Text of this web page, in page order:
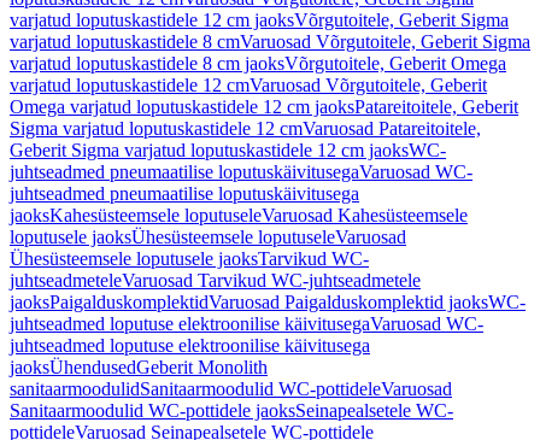
varjatud loputuskastidele 12 cm jaoksVõrgutoitele, Geberit Sigma
varjatud loputuskastidele 8 cmVaruosad Võrgutoitele, Geberit Sigma
varjatud loputuskastidele 8 cm jaoksVõrgutoitele, Geberit Omega
varjatud loputuskastidele 12 cmVaruosad Võrgutoitele, Geberit
Omega varjatud loputuskastidele 12 cm jaoksPatareitoitele, Geberit
Sigma varjatud loputuskastidele 12 cmVaruosad Patareitoitele,
Geberit Sigma varjatud loputuskastidele 12 cm jaoksWC-
juhtseadmed pneumaatilise loputuskäivitusegaVaruosad WC-
juhtseadmed pneumaatilise loputuskäivitusega
jaoksKahesüsteemsele loputuseleVaruosad Kahesüsteemsele
loputusele jaoksÜhesüsteemsele loputuseleVaruosad
Ühesüsteemsele loputusele jaoksTarvikud WC-
juhtseadmeteleVaruosad Tarvikud WC-juhtseadmetele
jaoksPaigalduskomplektidVaruosad Paigalduskomplektid jaoksWC-
juhtseadmed loputuse elektroonilise käivitusegaVaruosad WC-
juhtseadmed loputuse elektroonilise käivitusega
jaoksÜhendusedGeberit Monolith
sanitaarmoodulidSanitaarmoodulid WC-pottideleVaruosad
Sanitaarmoodulid WC-pottidele jaoksSeinapealsetele WC-
pottideleVaruosad Seinapealsetele WC-pottidele